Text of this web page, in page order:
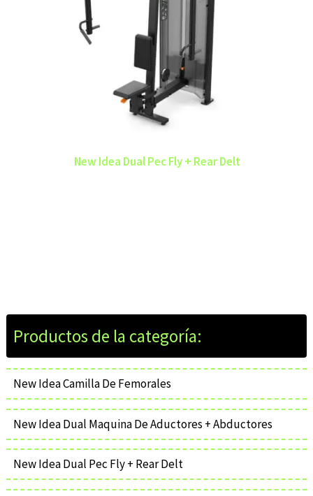
New Idea Camilla De Femorales
New Idea Dual Maquina De Aductores + Abductores
New Idea Dual Pec Fly + Rear Delt
New Idea Dual Pec Fly + Rear Delt